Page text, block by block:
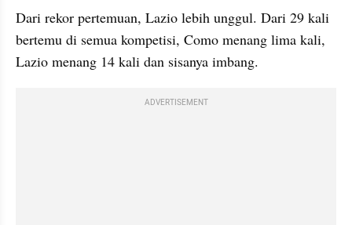
Dari rekor pertemuan, Lazio lebih unggul. Dari 29 kali
bertemu di semua kompetisi, Como menang lima kali,
Lazio menang 14 kali dan sisanya imbang.
ADVERTISEMENT